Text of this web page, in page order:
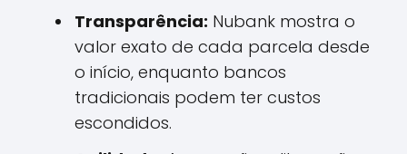
Transparência: Nubank mostra o
valor exato de cada parcela desde
o início, enquanto bancos
tradicionais podem ter custos
escondidos.